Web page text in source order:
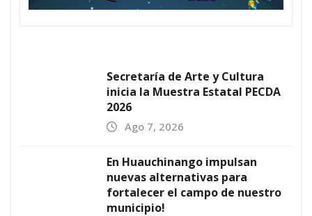
Secretaría de Arte y Cultura
inicia la Muestra Estatal PECDA
2026
Ago 7, 2026
En Huauchinango impulsan
nuevas alternativas para
fortalecer el campo de nuestro
municipio!